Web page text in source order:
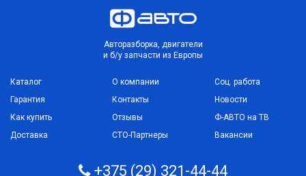
Авторазборка, двигатели
и б/у запчасти из Европы
Каталог
Гарантия
Как купить
Доставка
О компании
Контакты
Отзывы
СТО-Партнеры
Соц. работа
Новости
Ф-АВТО на ТВ
Вакансии
+375 (29) 321-44-44